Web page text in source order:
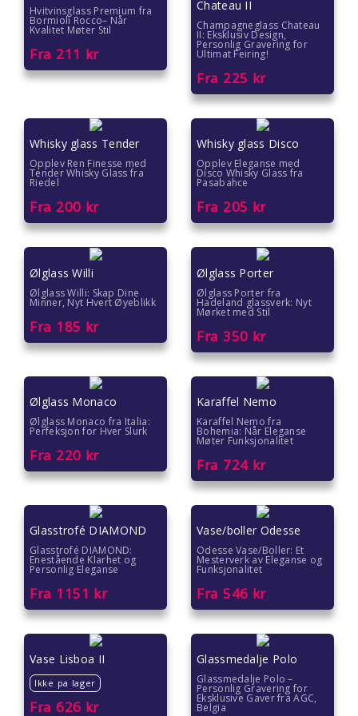
Gaver til ungdom
Gaver til venner
Gave til 18 åring
Gave til 20 åring
Gave til 40 åring
Gave til 50 åring
Gave til 60 åring
Gave til 70 åring
Farsdag gave
Eksklusive gaver
Julegavetips
Gave under 2000 kr
Gave under 1500 kr
Gave under 1000 kr
Gave under 500 kr
Gave under 300 kr
Hvitvinsglass Premium fra
Bormioli Rocco– Når
Kvalitet Møter Stil
Fra 211 kr
Chateau II
Champagneglass Chateau
II: Eksklusiv Design,
Personlig Gravering for
Ultimat Feiring!
Fra 225 kr
Whisky glass Tender
Opplev Ren Finesse med
Tender Whisky Glass fra
Riedel
Fra 200 kr
Whisky glass Disco
Opplev Eleganse med
Disco Whisky Glass fra
Pasabahce
Fra 205 kr
Ølglass Willi
Ølglass Willi: Skap Dine
Minner, Nyt Hvert Øyeblikk
Fra 185 kr
Ølglass Porter
Ølglass Porter fra
Hadeland glassverk: Nyt
Mørket med Stil
Fra 350 kr
Ølglass Monaco
Ølglass Monaco fra Italia:
Perfeksjon for Hver Slurk
Fra 220 kr
Karaffel Nemo
Karaffel Nemo fra
Bohemia: Når Eleganse
Møter Funksjonalitet
Fra 724kr
Glasstrofé DIAMOND
Glasstrofé DIAMOND:
Enestående Klarhet og
Personlig Eleganse
Fra 1151 kr
Vase/boller Odesse
Odesse Vase/Boller: Et
Mesterverk av Eleganse og
Funksjonalitet
Fra 546 kr
Vase Lisboa II
Ikke pa lager
Fra 626 kr
Glassmedalje Polo
Glassmedalje Polo –
Personlig Gravering for
Eksklusive Gaver fra AGC,
Belgia